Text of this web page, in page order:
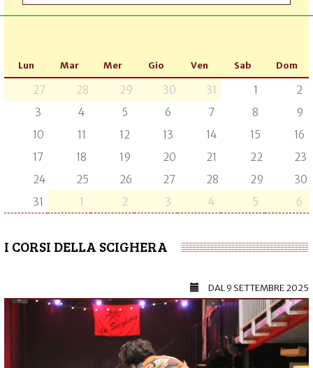
Lun Mar Mer Gio Ven Sab Dom
27 28 29 30 31 1
2
3
4 5 6 7 8
9
10
11 12 13 14 15
16
17
18 19 20 21 22
23
24
25 26 27 28 29
30
31
1 2 3 4 5 6
I CORSI DELLA SCIGHERA
DAL9 SETTEMBRE 2025